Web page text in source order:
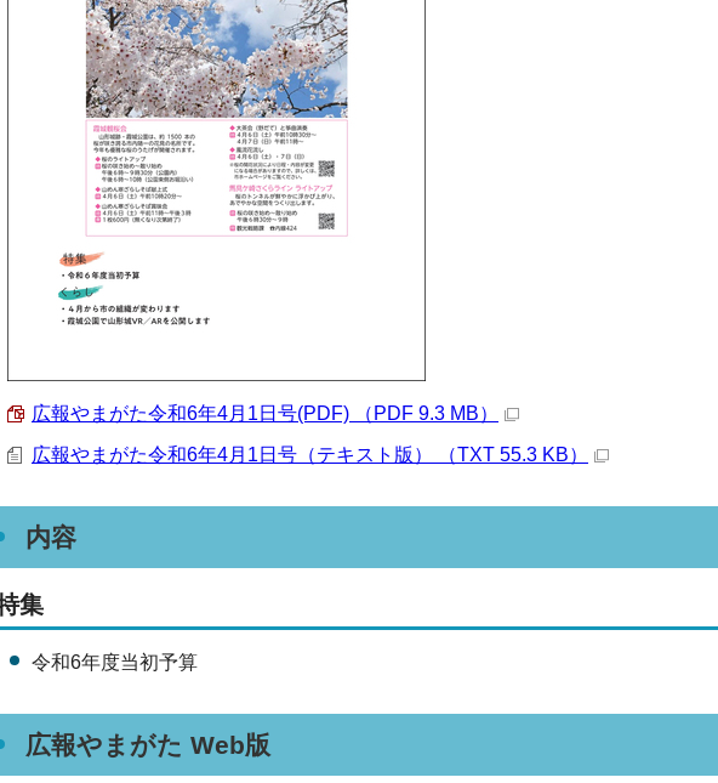
広報やまがた令和6年4月1日号(PDF) （PDF 9.3 MB）
広報やまがた令和6年4月1日号（テキスト版） （TXT 55.3 KB）
内容
集
令和6年度当初予算
広報やまがた Web版